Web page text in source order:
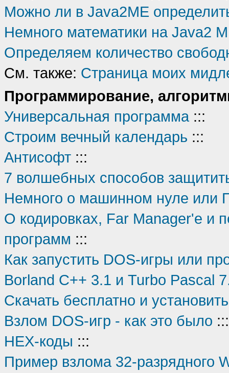
Можно ли в Java2ME
Немного математики на Java2
Определяем количество
См. также: Страница моих
Программирование,
Универсальная программа:::
Строим вечный календарь :::
Антисофт :::
7 волшебных способов
Немного о машинном нуле или
О кодировках, Far Manager'е и
программ :::
Как запустить DOS-игры или
Borland C++ 3.1 и Turbo Pascal
Скачать бесплатно и
Взлом DOS-игр - как это было :::
HEX-коды :::
Пример взлома 32-разрядного